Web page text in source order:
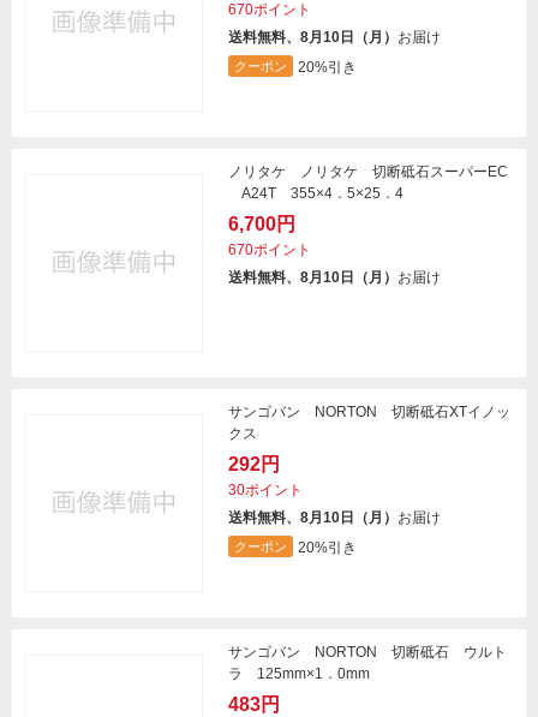
670ポイント
送料無料、8月10日（月） お届け
クーポン 20%引き
ノリタケ ノリタケ 切断砥石スーパーEC
A24T 355×4．5×25．4
6,700円
670ポイント
送料無料、8月10日（月） お届け
サンゴバン NORTON 切断砥石XTイノッ
クス
292円
30ポイント
送料無料、8月10日（月） お届け
クーポン 20%引き
サンゴバン NORTON 切断砥石 ウルト
ラ 125mm×1．0mm
483円